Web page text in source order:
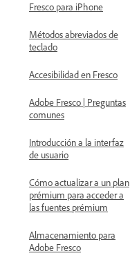
Fresco para iPhone
Métodos abreviados de
teclado
Accesibilidad en Fresco
Adobe Fresco | Preguntas
comunes
Introducción a la interfaz
de usuario
Cómo actualizar a un plan
prémium para acceder a
las fuentes prémium
Almacenamiento para
Adobe Fresco